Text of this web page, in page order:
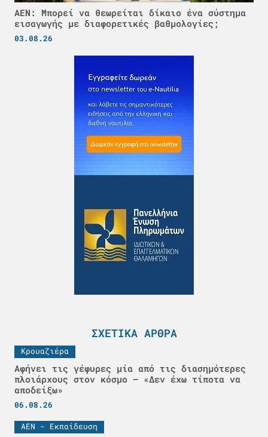
ΑΕΝ: Μπορεί να θεωρείται δίκαιο ένα σύστημα
εισαγωγής με διαφορετικές βαθμολογίες;
03.08.26
ΣΧΕΤΙΚΆ ΆΡΘΡΑ
Κρουαζιέρα
Αφήνει τις γέφυρες μία από τις διασημότερες
πλοιάρχους στον κόσμο – «Δεν έχω τίποτα να
αποδείξω»
06.08.26
ΑΕΝ - Εκπαίδευση